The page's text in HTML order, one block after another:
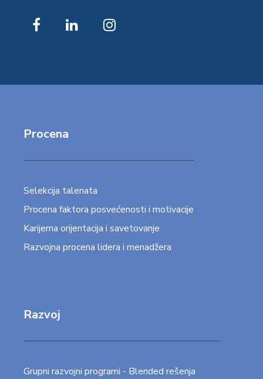
Procena
Selekcija talenata
Procena faktora posvećenosti i motivacije
Karijerna orijentacija i savetovanje
Razvojna procena lidera i menadžera
Razvoj
Grupni razvojni programi - Blended rešenja